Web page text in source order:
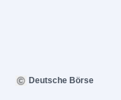
Deutsche Börse